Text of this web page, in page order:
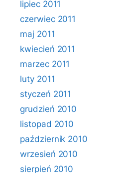
lipiec 2011
czerwiec 2011
maj 2011
kwiecień 2011
marzec 2011
luty 2011
styczeń 2011
grudzień 2010
listopad 2010
październik 2010
wrzesień 2010
sierpień 2010